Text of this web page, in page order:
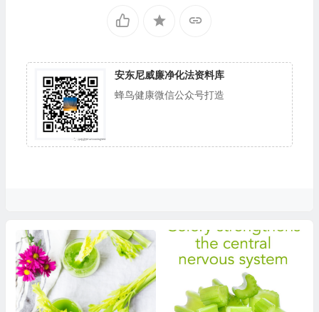
安东尼威廉净化法资料库
蜂鸟健康微信公众号打造